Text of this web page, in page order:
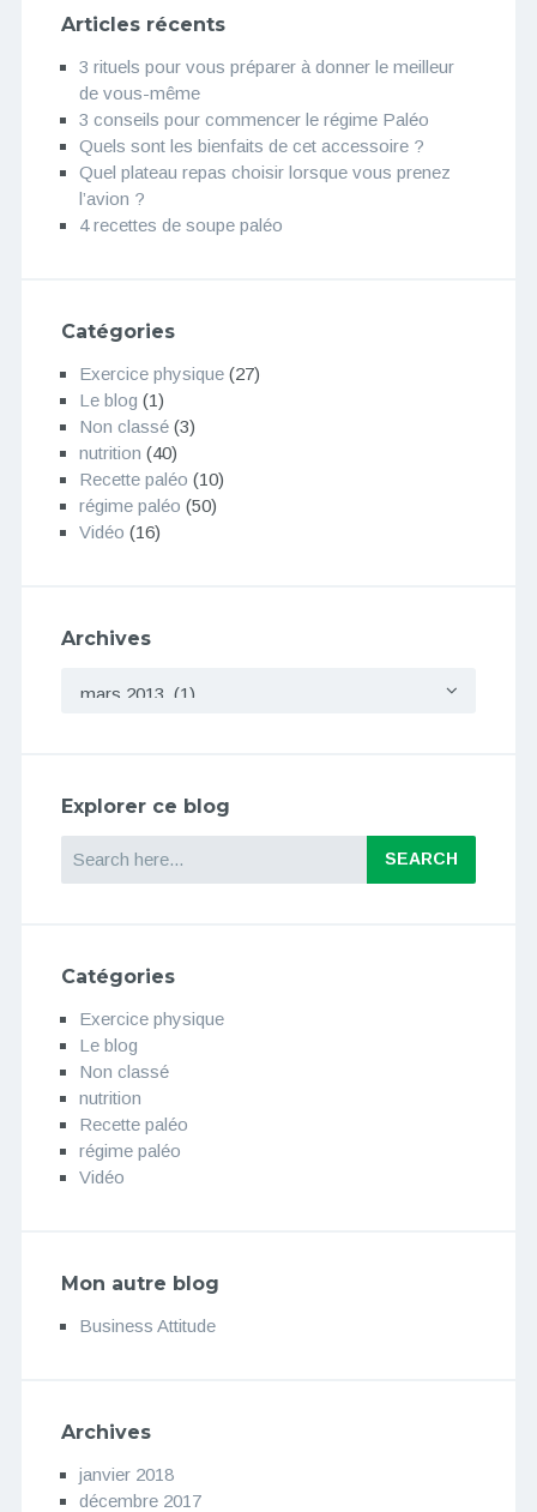
Articles récents
3 rituels pour vous préparer à donner le meilleur
de vous-même
3 conseils pour commencer le régime Paléo
Quels sont les bienfaits de cet accessoire ?
Quel plateau repas choisir lorsque vous prenez
l’avion ?
4 recettes de soupe paléo
Catégories
Exercice physique(27)
Le blog (1)
Non classé(3)
nutrition (40)
Recette paléo (10)
régime paléo (50)
Vidéo (16)
Archives
Explorer ce blog
Catégories
Exercice physique
Le blog
Non classé
nutrition
Recette paléo
régime paléo
Vidéo
Mon autre blog
Business Attitude
Archives
janvier 2018
décembre 2017